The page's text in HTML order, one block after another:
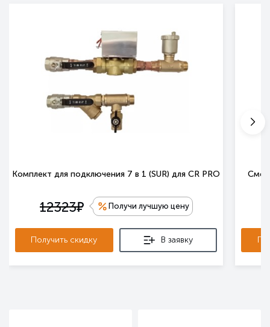
Комплект для подключения 7 в 1 (SUR) для CR PRO
12323е Получи лучшую цену
Получить скидку В заявку